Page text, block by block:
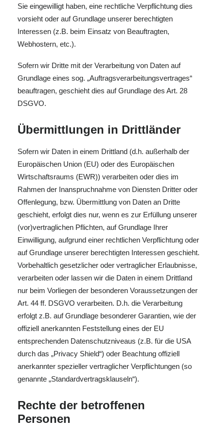
Sie eingewilligt haben, eine rechtliche Verpflichtung dies
vorsieht oder auf Grundlage unserer berechtigten
Interessen (z.B. beim Einsatz von Beauftragten,
Webhostern, etc.).
Sofern wir Dritte mit der Verarbeitung von Daten auf
Grundlage eines sog. „Auftragsverarbeitungsvertrages“
beauftragen, geschieht dies auf Grundlage des Art. 28
DSGVO.
Übermittlungen in Drittländer
Sofern wir Daten in einem Drittland (d.h. außerhalb der
Europäischen Union (EU) oder des Europäischen
Wirtschaftsraums (EWR)) verarbeiten oder dies im
Rahmen der Inanspruchnahme von Diensten Dritter oder
Offenlegung, bzw. Übermittlung von Daten an Dritte
geschieht, erfolgt dies nur, wenn es zur Erfüllung unserer
(vor)vertraglichen Pflichten, auf Grundlage Ihrer
Einwilligung, aufgrund einer rechtlichen Verpflichtung oder
auf Grundlage unserer berechtigten Interessen geschieht.
Vorbehaltlich gesetzlicher oder vertraglicher Erlaubnisse,
verarbeiten oder lassen wir die Daten in einem Drittland
nur beim Vorliegen der besonderen Voraussetzungen der
Art. 44 ff. DSGVO verarbeiten. D.h. die Verarbeitung
erfolgt z.B. auf Grundlage besonderer Garantien, wie der
offiziell anerkannten Feststellung eines der EU
entsprechenden Datenschutzniveaus (z.B. für die USA
durch das „Privacy Shield“) oder Beachtung offiziell
anerkannter spezieller vertraglicher Verpflichtungen (so
genannte „Standardvertragsklauseln“).
Rechte der betroffenen
Personen